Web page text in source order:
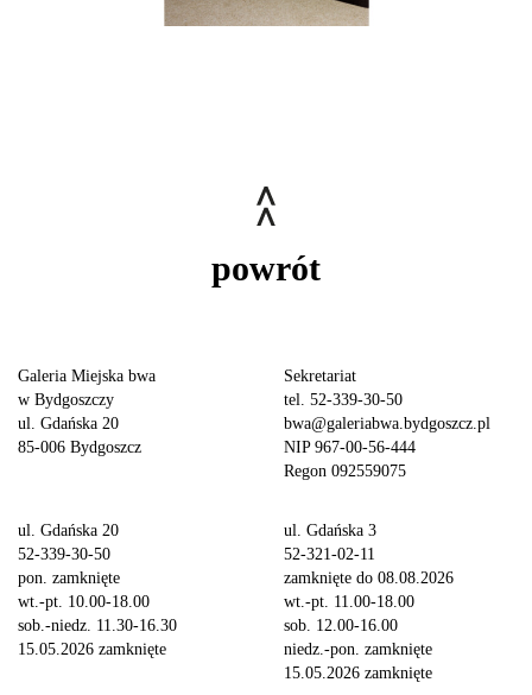
powrót
Galeria Miejska bwa
w Bydgoszczy
ul. Gdańska 20
85-006 Bydgoszcz
Sekretariat
tel. 52-339-30-50
bwa@galeriabwa.bydgoszcz.pl
NIP 967-00-56-444
Regon 092559075
ul. Gdańska 20
52-339-30-50
pon. zamknięte
wt.-pt. 10.00-18.00
sob.-niedz. 11.30-16.30
15.05.2026 zamknięte
ul. Gdańska 3
52-321-02-11
zamknięte do 08.08.2026
wt.-pt. 11.00-18.00
sob. 12.00-16.00
niedz.-pon. zamknięte
15.05.2026 zamknięte